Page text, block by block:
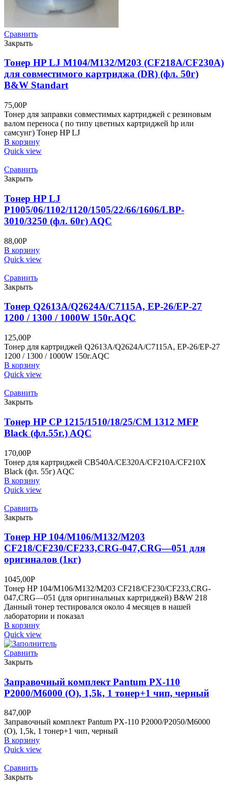
Сравнить
Закрыть
Тонер HP LJ M104/M132/M203 (CF218A/CF230A)
для совместимого картриджа (DR) (фл. 50г)
B&W Standart
75,00Р
Тонер для заправки совместимых картриджей с резиновым
валом переноса ( по типу цветных картриджей hp или
самсунг) Тонер HP LJ
В корзину
Quick view
Сравнить
Закрыть
Тонер HP LJ
P1005/06/1102/1120/1505/22/66/1606/LBP-
3010/3250 (фл. 60г) AQC
88,00Р
В корзину
Quick view
Сравнить
Закрыть
Тонер Q2613A/Q2624A/C7115A, EP-26/EP-27
1200 / 1300 / 1000W 150г.AQC
125,00Р
Тонер для картриджей Q2613A/Q2624A/C7115A, EP-26/EP-27
1200 / 1300 / 1000W 150г.AQC
В корзину
Quick view
Сравнить
Закрыть
Тонер HP CP 1215/1510/18/25/CM 1312 MFP
Black (фл.55г.) AQC
170,00Р
Тонер для картриджей CB540A/CE320A/CF210A/CF210X
Black (фл. 55г) AQC
В корзину
Quick view
Сравнить
Закрыть
Тонер HP 104/M106/M132/M203
CF218/CF230/CF233,CRG-047,CRG—051 для
оригиналов (1кг)
1045,00Р
Тонер HP 104/M106/M132/M203 CF218/CF230/CF233,CRG-
047,CRG—051 (для оригинальных картриджей) B&W 218
Данный тонер тестировался около 4 месяцев в нашей
лаборатории и показал
В корзину
Quick view
Сравнить
Закрыть
Заправочный комплект Pantum PX-110
P2000/M6000 (О), 1,5k, 1 тонер+1 чип, черный
847,00Р
Заправочный комплект Pantum PX-110 P2000/P2050/M6000
(О), 1,5k, 1 тонер+1 чип, черный
В корзину
Quick view
Сравнить
Закрыть